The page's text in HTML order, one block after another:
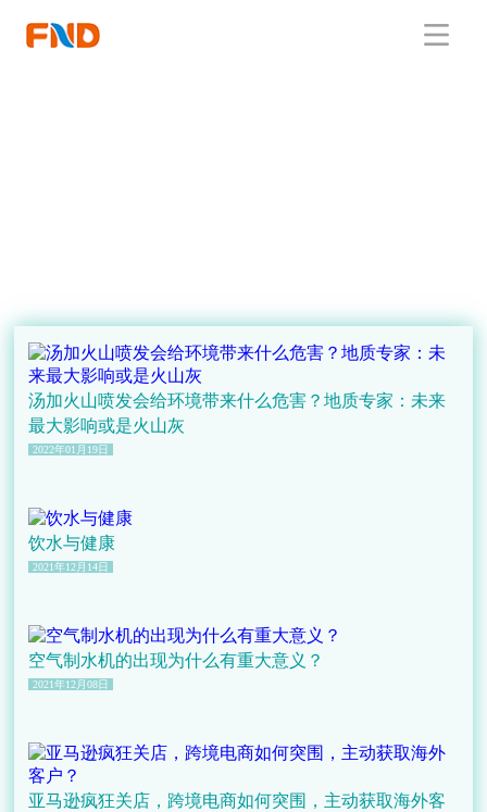
汤加火山喷发会给环境带来什么危害？地质专家：未来
最大影响或是火山灰
2022年01月19日
饮水与健康
2021年12月14日
空气制水机的出现为什么有重大意义？
2021年12月08日
亚马逊疯狂关店，跨境电商如何突围，主动获取海外客